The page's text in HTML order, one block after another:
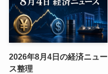
2026年8月4日の経済ニュー
ス整理